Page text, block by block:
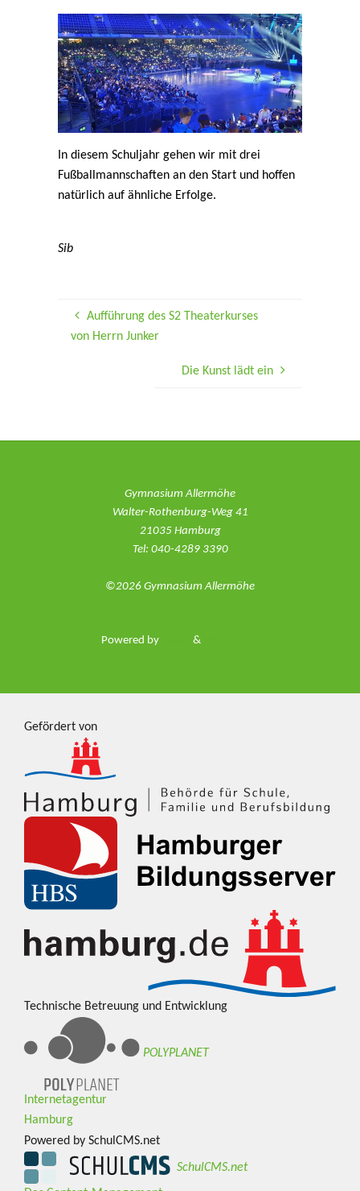
In diesem Schuljahr gehen wir mit drei
Fußballmannschaften an den Start und hoffen
natürlich auf ähnliche Erfolge.
Sib
Aufführung des S2 Theaterkurses
von Herrn Junker
Die Kunst lädt ein
Gymnasium Allermöhe
Walter-Rothenburg-Weg 41
21035 Hamburg
Tel: 040-4289 3390
©2026 Gymnasium Allermöhe
Powered by &
Gefördert von
Technische Betreuung und Entwicklung
POLYPLANET
Internetagentur
Hamburg
Powered by SchulCMS.net
SchulCMS.net